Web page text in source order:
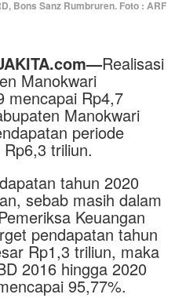
Bons Sanz Rumbruren. Foto : ARF
—Realisasi
Manokwari
mencapai Rp4,7
Manokwari
periode
triliun.
tahun 2020
sebab masih dalam
Keuangan
pendapatan tahun
Rp1,3 triliun, maka
2016 hingga 2020
95,77%.